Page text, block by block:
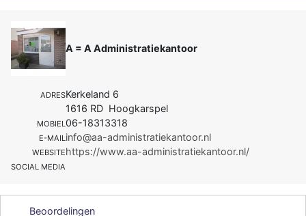
A = A Administratiekantoor
ADRESKerkeland 6
1616 RD Hoogkarspel
MOBIEL 06-18313318
E-MAIL info@aa-administratiekantoor.nl
WEBSITEhttps://www.aa-administratiekantoor.nl/
SOCIAL MEDIA
Beoordelingen